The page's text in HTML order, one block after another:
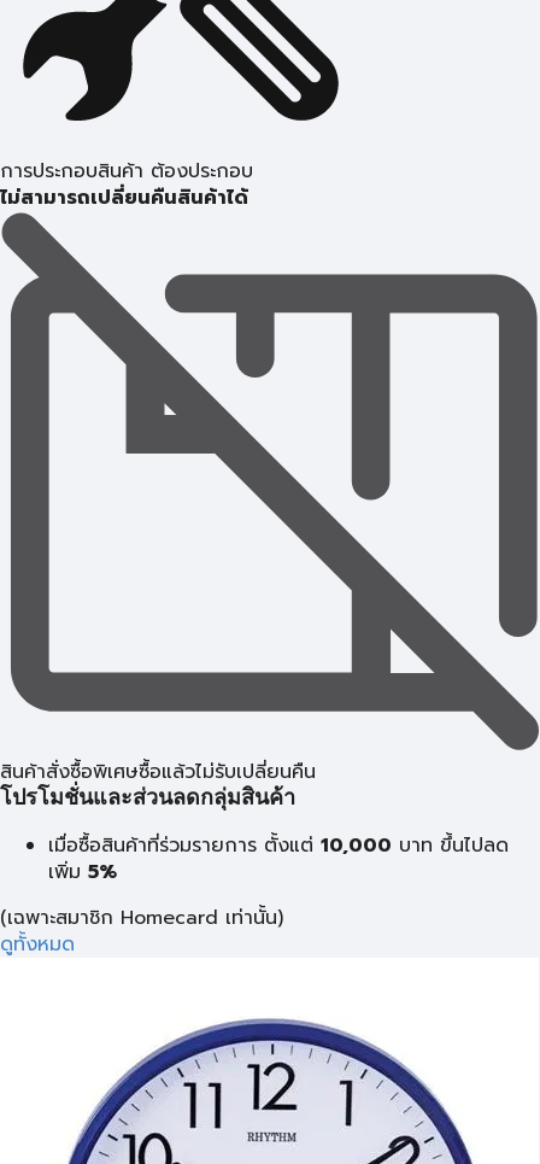
การประกอบสินค้า ต้องประกอบ
ไม่สามารถเปลี่ยนคืนสินค้าได้
สินค้าสั่งซื้อพิเศษซื้อแล้วไม่รับเปลี่ยนคืน
โปรโมชั่นและส่วนลดกลุ่มสินค้า
เมื่อซื้อสินค้าที่ร่วมรายการ ตั้งแต่ 10,000 บาท ขึ้นไปลด
เพิ่ม 5%
(เฉพาะสมาชิก Homecard เท่านั้น)
ดูทั้งหมด